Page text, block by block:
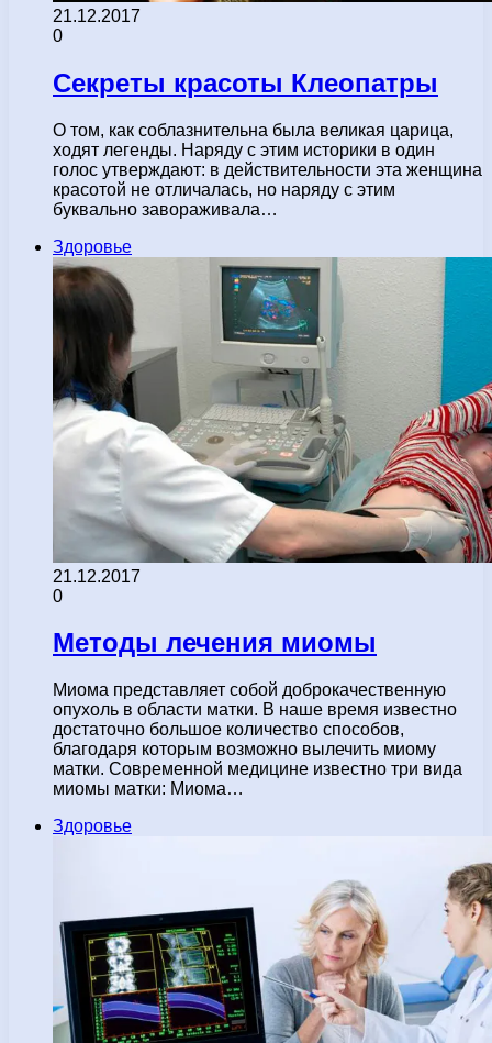
21.12.2017
0
Секреты красоты Клеопатры
О том, как соблазнительна была великая царица,
ходят легенды. Наряду с этим историки в один
голос утверждают: в действительности эта женщина
красотой не отличалась, но наряду с этим
буквально завораживала…
Здоровье
21.12.2017
0
Методы лечения миомы
Миома представляет собой доброкачественную
опухоль в области матки. В наше время известно
достаточно большое количество способов,
благодаря которым возможно вылечить миому
матки. Современной медицине известно три вида
миомы матки: Миома…
Здоровье